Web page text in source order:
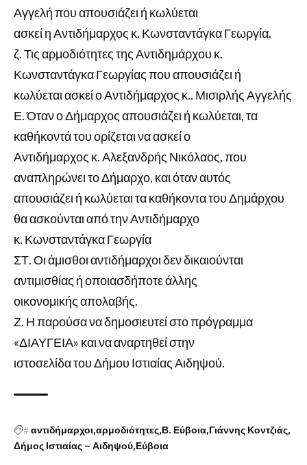
Αγγελή που απουσιάζει ή κωλύεται
ασκεί η Αντιδήμαρχος κ. Κωνσταντάγκα Γεωργία.
ζ. Τις αρμοδιότητες της Αντιδημάρχου κ.
Κωνσταντάγκα Γεωργίας που απουσιάζει ή
κωλύεται ασκεί ο Αντιδήμαρχος κ.. Μισιρλής Αγγελής
Ε. Όταν ο Δήμαρχος απουσιάζει ή κωλύεται, τα
καθήκοντά του ορίζεται να ασκεί ο
Αντιδήμαρχος κ. Αλεξανδρής Νικόλαος, που
αναπληρώνει το Δήμαρχο, και όταν αυτός
απουσιάζει ή κωλύεται τα καθήκοντα του Δημάρχου
θα ασκούνται από την Αντιδήμαρχο
κ. Κωνσταντάγκα Γεωργία
ΣΤ. Οι άμισθοι αντιδήμαρχοι δεν δικαιούνται
αντιμισθίας ή οποιασδήποτε άλλης
οικονομικής απολαβής.
Ζ. Η παρούσα να δημοσιευτεί στο πρόγραμμα
«ΔΙΑΥΓΕΙΑ» και να αναρτηθεί στην
ιστοσελίδα του Δήμου Ιστιαίας Αιδηψού.
#αντιδήμαρχοι αρμοδιότητες Β. Εύβοια Γιάννης Κοντζιάς
Δήμος Ιστιαίας – Αιδηψού Εύβοια